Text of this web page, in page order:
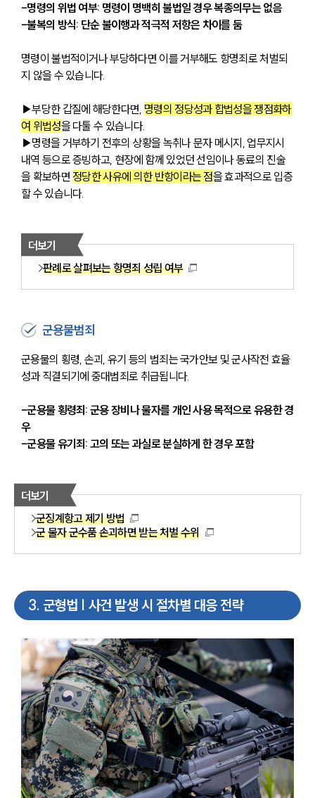
-명령의 위법 여부: 명령이 명백히 불법일 경우 복종의무는 없음
-불복의 방식: 단순 불이행과 적극적 저항은 차이를 둠
명령이 불법적이거나 부당하다면 이를 거부해도 항명죄로 처벌되
지 않을 수 있습니다.
▶부당한 갑질에 해당한다면, 명령의 정당성과 합법성을 쟁점화하
여 위법성을 다툴 수 있습니다.
▶명령을 거부하기 전후의 상황을 녹취나 문자 메시지, 업무지시
내역 등으로 증빙하고, 현장에 함께 있었던 선임이나 동료의 진술
을 확보하면 정당한 사유에 의한 반항이라는 점을 효과적으로 입증
할 수 있습니다.
더보기
판례로 살펴보는 항명죄 성립 여부
군용물범죄
군용물의 횡령, 손괴, 유기 등의 범죄는 국가안보 및 군사작전 효율
성과 직결되기에 중대범죄로 취급됩니다.
-군용물 횡령죄: 군용 장비나 물자를 개인 사용 목적으로 유용한 경
우
-군용물 유기죄: 고의 또는 과실로 분실하게 한 경우 포함
더보기
군징계항고 제기 방법
군 물자 군수품 손괴하면 받는 처벌 수위
3. 군형법 | 사건 발생 시 절차별 대응 전략